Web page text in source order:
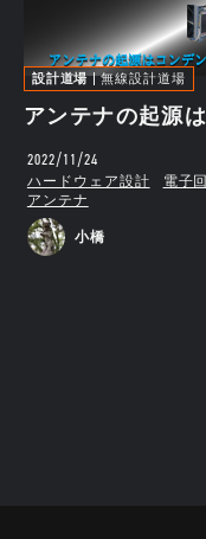
設計道場 無線設計道場
アンテナの起源
2022/11/24
ハードウェア設計 電子
アンテナ
小橋